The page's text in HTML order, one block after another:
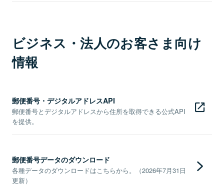
ビジネス・法人のお客さま向け
情報
郵便番号・デジタルアドレスAPI
郵便番号とデジタルアドレスから住所を取得できる公式API
を提供。
郵便番号データのダウンロード
各種データのダウンロードはこちらから。（2026年7月31日
更新）